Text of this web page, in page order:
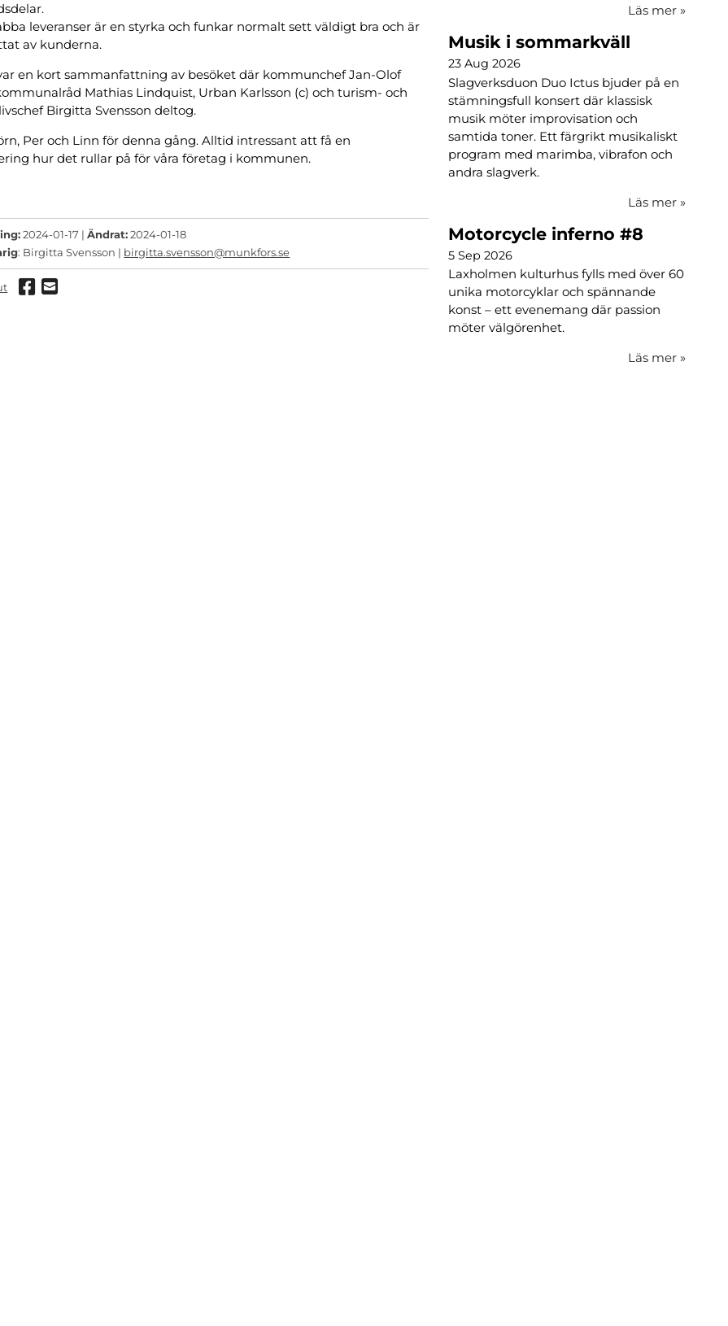
leveranser är en styrka och funkar normalt sett väldigt bra och är
av kunderna.
en kort sammanfattning av besöket där kommunchef Jan-Olof
Mathias Lindquist, Urban Karlsson (c) och turism- och
Birgitta Svensson deltog.
Per och Linn för denna gång. Alltid intressant att få en
hur det rullar på för våra företag i kommunen.
2024-01-17 |Ändrat:2024-01-18
: Birgitta Svensson | birgitta.svensson@munkfors.se
Dela via Facebook
Dela via mail
Läs mer »
Musik i sommarkväll
23 Aug 2026
Slagverksduon Duo Ictus bjuder på en
stämningsfull konsert där klassisk
musik möter improvisation och
samtida toner. Ett färgrikt musikaliskt
program med marimba, vibrafon och
andra slagverk.
Läs mer »
Motorcycle inferno #8
5 Sep 2026
Laxholmen kulturhus fylls med över 60
unika motorcyklar och spännande
konst – ett evenemang där passion
möter välgörenhet.
Läs mer »